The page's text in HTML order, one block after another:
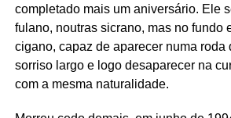
completado mais um aniversário. Ele
fulano, noutras sicrano, mas no fundo
cigano, capaz de aparecer numa roda
sorriso largo e logo desaparecer na
com a mesma naturalidade.